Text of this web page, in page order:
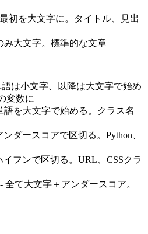
初を大文字に。タイトル、見出
み大文字。標準的な文章
は小文字、以降は大文字で始め
変数に
語を大文字で始める。クラス名
ダースコアで区切る。Python、
イフンで区切る。URL、CSSクラ
- 全て大文字＋アンダースコア。